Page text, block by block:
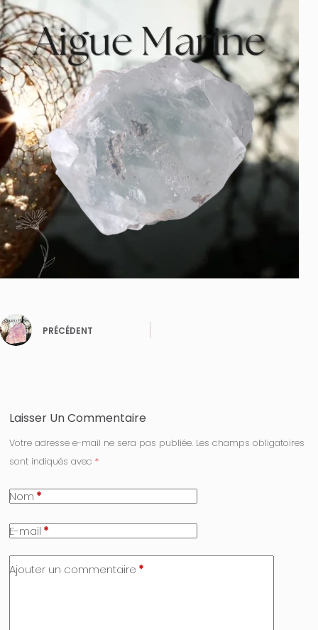
PRÉCÉDENT
Laisser Un Commentaire
Votre adresse e-mail ne sera pas publiée. Les champs obligatoires
sont indiqués avec*
Nom *
E-mail *
Ajouter un commentaire *